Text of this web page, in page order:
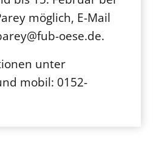
möglich, E-Mail
oese.de.
unter
mobil: 0152-